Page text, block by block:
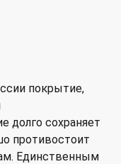
покрытие,
долго сохраняет
противостоит
Единственным